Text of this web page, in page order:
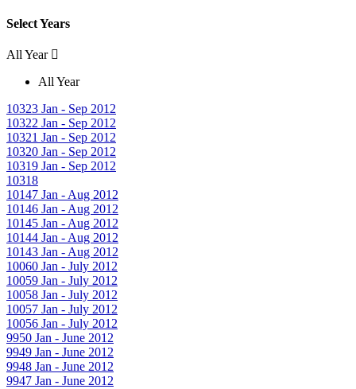
Select Years
All Year
All Year
10323 Jan - Sep 2012
10322 Jan - Sep 2012
10321 Jan - Sep 2012
10320 Jan - Sep 2012
10319 Jan - Sep 2012
10318
10147 Jan - Aug 2012
10146 Jan - Aug 2012
10145 Jan - Aug 2012
10144 Jan - Aug 2012
10143 Jan - Aug 2012
10060 Jan - July 2012
10059 Jan - July 2012
10058 Jan - July 2012
10057 Jan - July 2012
10056 Jan - July 2012
9950 Jan - June 2012
9949 Jan - June 2012
9948 Jan - June 2012
9947 Jan - June 2012